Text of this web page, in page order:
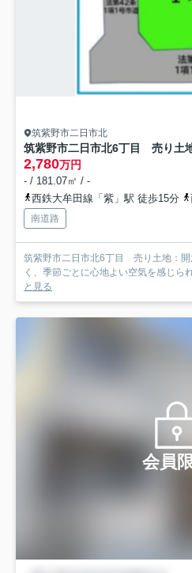
筑紫野市二日市北
筑紫野市二日市北6丁目 売り土
2,780万円
- / 181.07㎡ / -
西鉄大牟田線「紫」駅 徒歩15分
南道路
筑紫野市二日市北6丁目 売り土地：開
く、季節ごとに心地よい空気を感じら
と見る
会員